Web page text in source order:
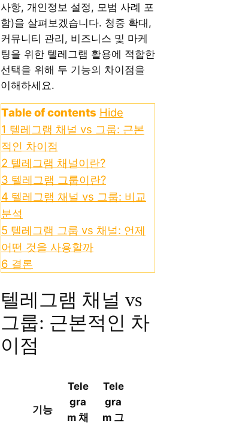
사항, 개인정보 설정, 모범 사례 포
함)을 살펴보겠습니다. 청중 확대,
커뮤니티 관리, 비즈니스 및 마케
팅을 위한 텔레그램 활용에 적합한
선택을 위해 두 기능의 차이점을
이해하세요.
Table of contents Hide
1 텔레그램 채널 vs 그룹: 근본
적인 차이점
2 텔레그램 채널이란?
3 텔레그램 그룹이란?
4 텔레그램 채널 vs 그룹: 비교
분석
5 텔레그램 그룹 vs 채널: 언제
어떤 것을 사용할까
6 결론
텔레그램 채널 vs
그룹: 근본적인 차
이점
기능
Tele
gra
m 채
Tele
gra
m 그